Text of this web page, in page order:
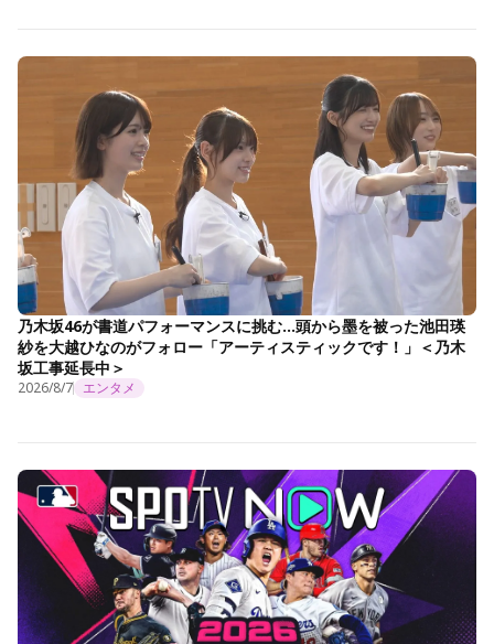
乃木坂46が書道パフォーマンスに挑む…頭から墨を被った池田瑛
紗を大越ひなのがフォロー「アーティスティックです！」＜乃木
坂工事延長中＞
2026/8/7 エンタメ